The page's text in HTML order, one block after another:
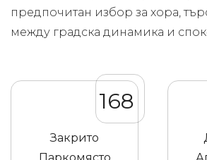
предпочитан избор за хора,
между градска динамика и
168
Закрито
Паркомясто